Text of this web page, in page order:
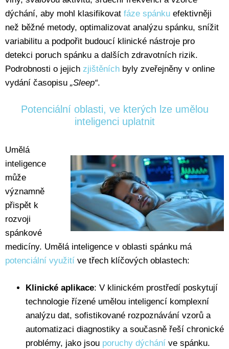
dýchání, aby mohl klasifikovat fáze spánku efektivněji
než běžné metody, optimalizovat analýzu spánku, snížit
variabilitu a podpořit budoucí klinické nástroje pro
detekci poruch spánku a dalších zdravotních rizik.
Podrobnosti o jejich zjištěních byly zveřejněny v online
vydání časopisu „Sleep“.
Potenciální oblasti, ve kterých lze umělou
inteligenci uplatnit
Umělá
inteligence
může
významně
přispět k
rozvoji
spánkové
medicíny. Umělá inteligence v oblasti spánku má
potenciální využití ve třech klíčových oblastech:
Klinické aplikace: V klinickém prostředí poskytují
technologie řízené umělou inteligencí komplexní
analýzu dat, sofistikované rozpoznávání vzorů a
automatizaci diagnostiky a současně řeší chronické
problémy, jako jsou poruchy dýchání ve spánku.